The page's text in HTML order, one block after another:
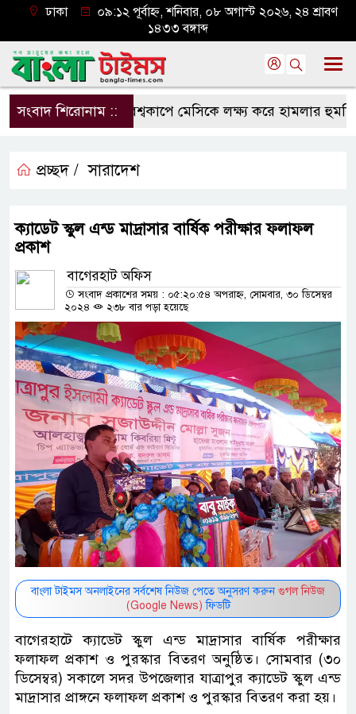
ঢাকা
০৯:১২ পূর্বাহ্ন, শনিবার, ০৮ অগাস্ট ২০২৬, ২৪ শ্রাবণ
১৪৩৩ বঙ্গাব্দ
সংবাদ শিরোনাম ::বিশ্বকাপে মেসিকে লক্ষ্য করে হামলার হুমকি,
প্রচ্ছদ / সারাদেশ
ক্যাডেট স্কুল এন্ড মাদ্রাসার বার্ষিক পরীক্ষার ফলাফল
প্রকাশ
বাগেরহাট অফিস
সংবাদ প্রকাশের সময় : ০৫:২০:৫৪ অপরাহ্ন, সোমবার, ৩০ ডিসেম্বর
২০২৪
২৩৮ বার পড়া হয়েছে
বাংলা টাইমস অনলাইনের সর্বশেষ নিউজ পেতে অনুসরণ করুন গুগল নিউজ
(Google News) ফিডটি
বাগেরহাটে ক্যাডেট স্কুল এন্ড মাদ্রাসার বার্ষিক পরীক্ষার
ফলাফল প্রকাশ ও পুরস্কার বিতরণ অনুষ্ঠিত। সোমবার (৩০
ডিসেম্বর) সকালে সদর উপজেলার যাত্রাপুর ক্যাডেট স্কুল এন্ড
মাদ্রাসার প্রাঙ্গনে ফলাফল প্রকাশ ও পুরস্কার বিতরণ করা হয়।